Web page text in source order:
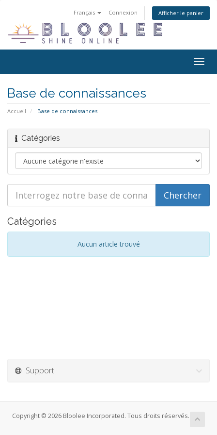
Français Connexion Afficher le panier
la
Base de connaissances
Accueil Base de connaissances
Catégories
Catégories
Aucun article trouvé
Support
Copyright © 2026 Bloolee Incorporated. Tous droits réservés.